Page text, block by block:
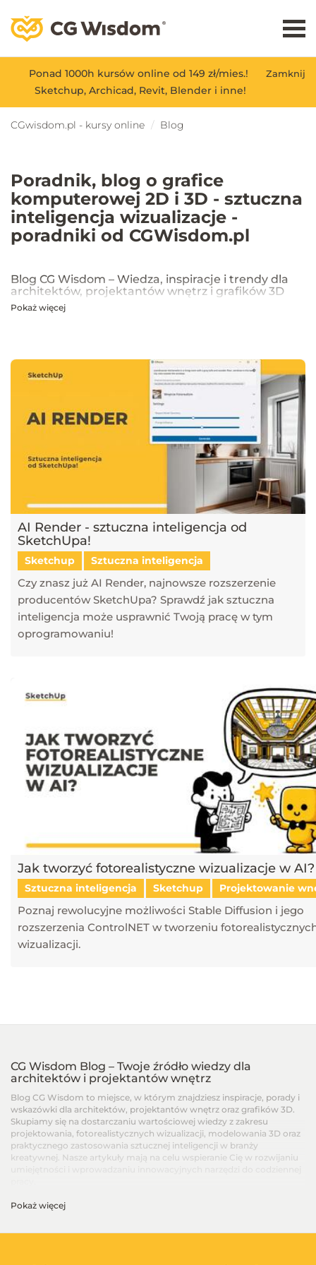
Zamknij
Ponad 1000h kursów online od 149 zł/mies.!
Sketchup, Archicad, Revit, Blender i inne!
CGwisdom.pl - kursy online Blog
Poradnik, blog o grafice
komputerowej 2D i 3D - sztuczna
inteligencja wizualizacje -
poradniki od CGWisdom.pl
Blog CG Wisdom – Wiedza, inspiracje i trendy dla
architektów, projektantów wnętrz i grafików 3D
Na blogu CG Wisdom znajdziesz praktyczne porady, inspiracje oraz
które pomagają tworzyć profesjonalne i fotorealistyczne wizualizacje.
Dowiesz się również, jak sztuczna inteligencja zmienia pracę
projektantów, jakie są najlepsze praktyki w renderingu oraz jak
optymalizować proces projektowy. Śledź nasz blog, aby pozostać na
bieżąco z technologią i rozwijać swoje umiejętności w projektowaniu
przestrzeni i wizualizacji 3D!
Pokaż więcej
AI Render - sztuczna inteligencja od
SketchUpa!
Sketchup Sztuczna inteligencja
Czy znasz już AI Render, najnowsze rozszerzenie
producentów SketchUpa? Sprawdź jak sztuczna
inteligencja może usprawnić Twoją pracę w tym
oprogramowaniu!
Jak tworzyć fotorealistyczne wizualizacje w AI?
Sztuczna inteligencja Sketchup Projektowanie
Poznaj rewolucyjne możliwości Stable Diffusion i jego
rozszerzenia ControlNET w tworzeniu
wizualizacji.
CG Wisdom Blog – Twoje źródło wiedzy dla
architektów i projektantów wnętrz
Blog CG Wisdom to miejsce, w którym znajdziesz inspiracje, porady i
wskazówki dla architektów, projektantów wnętrz oraz grafików 3D.
Skupiamy się na dostarczaniu wartościowej wiedzy z zakresu
projektowania, fotorealistycznych wizualizacji, modelowania 3D oraz
praktycznego zastosowania sztucznej inteligencji w branży
kreatywnej. Nasze artykuły mają na celu wspieranie Cię w rozwijaniu
Artykuły dla architektów i projektantów wnętrz –
Pokaż więcej